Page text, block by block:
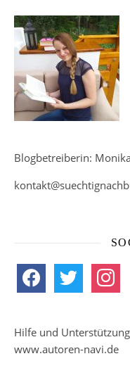
Blogbetreiberin:
facebook twitter instagram
Hilfe und
www.autoren-navi.de